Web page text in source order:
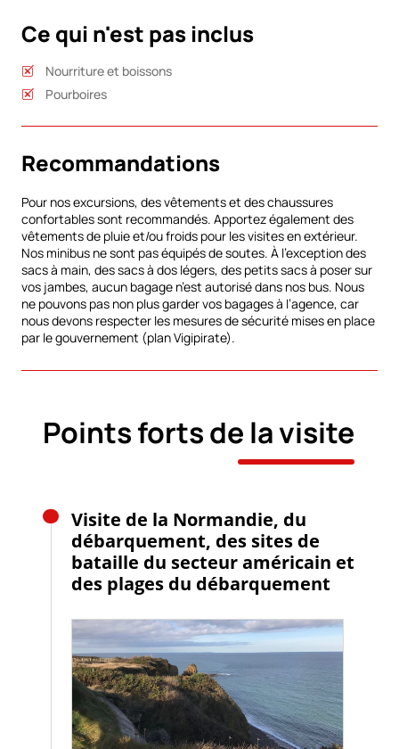
Ce qui n'est pas inclus
Nourriture et boissons
Pourboires
Recommandations
Pour nos excursions, des vêtements et des chaussures
confortables sont recommandés. Apportez également des
vêtements de pluie et/ou froids pour les visites en extérieur.
Nos minibus ne sont pas équipés de soutes. À l’exception des
sacs à main, des sacs à dos légers, des petits sacs à poser sur
vos jambes, aucun bagage n’est autorisé dans nos bus. Nous
ne pouvons pas non plus garder vos bagages à l’agence, car
nous devons respecter les mesures de sécurité mises en place
par le gouvernement (plan Vigipirate).
Points forts de la visite
Visite de la Normandie, du
débarquement, des sites de
bataille du secteur américain et
des plages du débarquement